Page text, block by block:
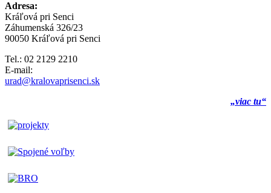
Adresa:
Kráľová pri Senci
Záhumenská 326/23
90050 Kráľová pri Senci
Tel.: 02 2129 2210
E-mail:
urad@kralovaprisenci.sk
„viac tu“